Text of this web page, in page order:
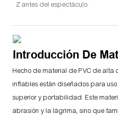
Z antes del espectáculo.
Introducción De
Hecho de material de PVC de alta
inflables están diseñados para
superior y portabilidad. Este
abrasión y la lágrima, sino que